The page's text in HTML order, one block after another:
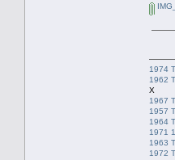
1974
1962
X
1967
1957
1964
1971
1963
1972